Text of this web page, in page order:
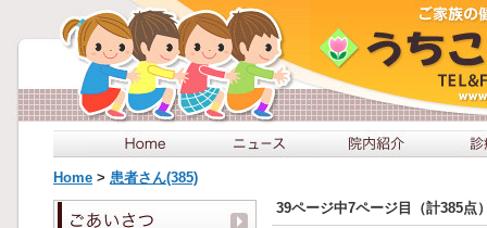
Home > 患者さん(385)
39ページ中7ページ目（計385点